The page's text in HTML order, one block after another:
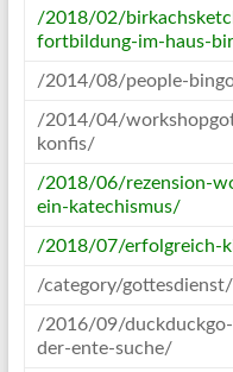
/2018/02/
fortbildung-im-haus-
/2014/08/people-
/2014/04/
konfis/
/2018/06/rezension-
ein-katechismus/
/2018/07/erfolgreich-
/category/gottesdienst/
/2016/09/
der-ente-suche/